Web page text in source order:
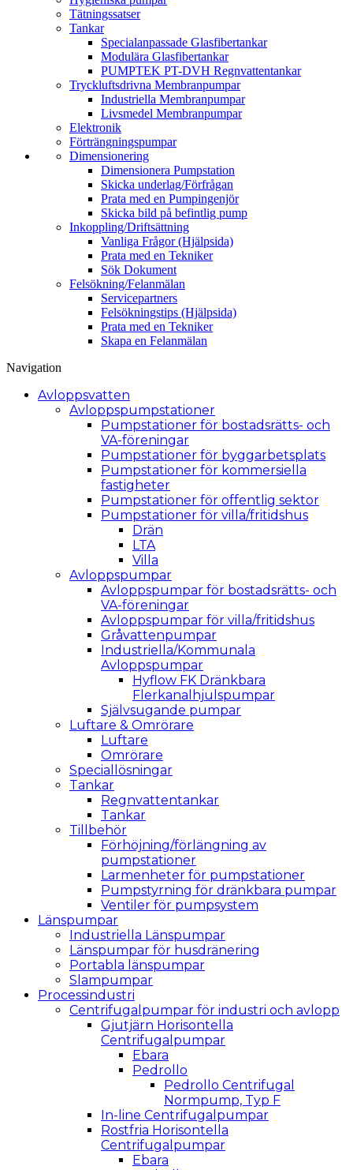
Tätnings­satser
Tankar
Specialanpassade Glasfibertankar
Modulära Glasfibertankar
PUMPTEK PT-DVH Regnvattentankar
Trycklufts­drivna Membran­pumpar
Industriella Membran­pumpar
Livsmedel Membran­pumpar
Elektronik
Förträngningspumpar
Dimensionering
Dimensionera Pumpstation
Skicka underlag/Förfrågan
Prata med en Pumpingenjör
Skicka bild på befintlig pump
Inkoppling/­Driftsättning
Vanliga Frågor (Hjälpsida)
Prata med en Tekniker
Sök Dokument
Felsökning/­Felanmälan
Servicepartners
Felsökningstips (Hjälpsida)
Prata med en Tekniker
Skapa en Felanmälan
Navigation
Avloppsvatten
Avlopps­pumpstationer
Pumpstationer för bostadsrätts- och
VA-föreningar
Pumpstationer för byggarbetsplats
Pumpstationer för kommersiella
fastigheter
Pumpstationer för offentlig sektor
Pumpstationer för villa/fritidshus
Drän
LTA
Villa
Avloppspumpar
Avloppspumpar för bostadsrätts- och
VA-föreningar
Avloppspumpar för villa/fritidshus
Gråvattenpumpar
Industriella/Kommunala
Avloppspumpar
Hyflow FK Dränkbara
Flerkanalhjulspumpar
Självsugande pumpar
Luftare & Omrörare
Luftare
Omrörare
Speciallösningar
Tankar
Regnvattentankar
Tankar
Tillbehör
Förhöjning/förlängning av
pumpstationer
Larmenheter för pumpstationer
Pumpstyrning för dränkbara pumpar
Ventiler för pumpsystem
Länspumpar
Industriella Länspumpar
Länspumpar för husdränering
Portabla länspumpar
Slampumpar
Processindustri
Centrifugalpumpar för industri och avlopp
Gjutjärn Horisontella
Centrifugalpumpar
Ebara
Pedrollo
Pedrollo Centrifugal
Normpump, Typ F
In-line Centrifugalpumpar
Rostfria Horisontella
Centrifugalpumpar
Ebara